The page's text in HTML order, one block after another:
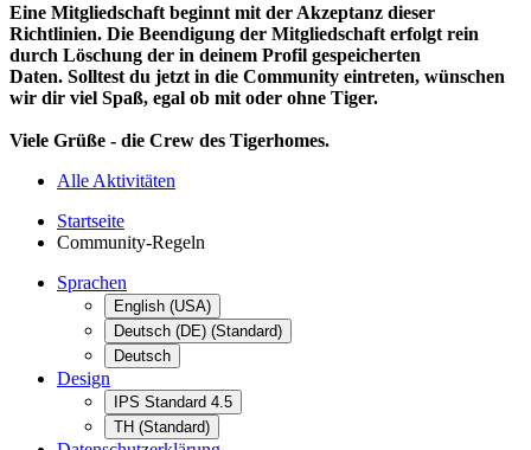
Eine Mitgliedschaft beginnt mit der Akzeptanz dieser
Richtlinien. Die Beendigung der Mitgliedschaft erfolgt rein
durch Löschung der in deinem Profil gespeicherten
Daten. Solltest du jetzt in die Community eintreten, wünschen
wir dir viel Spaß, egal ob mit oder ohne Tiger.
Viele Grüße - die Crew des Tigerhomes.
Alle Aktivitäten
Startseite
Community-Regeln
Sprachen
English (USA)
Deutsch (DE) (Standard)
Deutsch
Design
IPS Standard 4.5
TH (Standard)